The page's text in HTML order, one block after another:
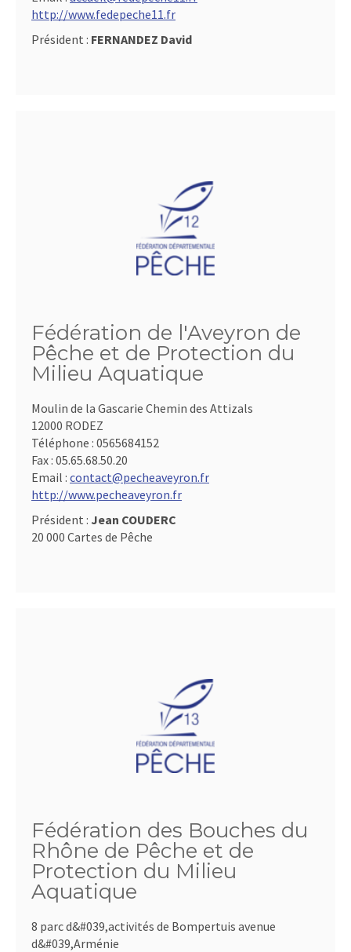
http://www.fedepeche11.fr
Président : FERNANDEZ David
Fédération de l'Aveyron de
Pêche et de Protection du
Milieu Aquatique
Moulin de la Gascarie Chemin des Attizals
12000 RODEZ
Téléphone : 0565684152
Fax : 05.65.68.50.20
Email : contact@pecheaveyron.fr
http://www.pecheaveyron.fr
Président : Jean COUDERC
20 000 Cartes de Pêche
Fédération des Bouches du
Rhône de Pêche et de
Protection du Milieu
Aquatique
8 parc d&#039,activités de Bompertuis avenue
d&#039,Arménie